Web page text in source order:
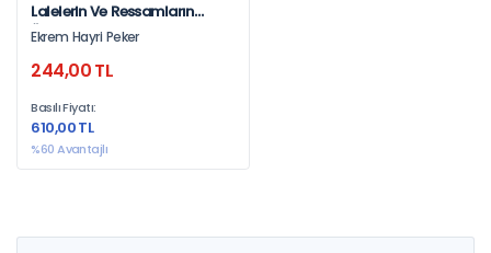
Lalelerin Ve Ressamların
Ülkesi Hollanda' Da Bir
Ekrem Hayri Peker
244,00 TL
Basılı Fiyatı:
610,00 TL
%60 Avantajlı